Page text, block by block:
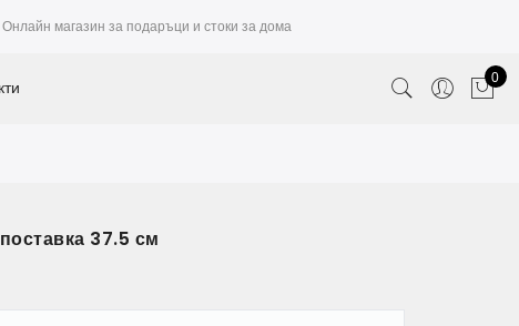
Онлайн магазин за подаръци и стоки за дома
0
37.5 см